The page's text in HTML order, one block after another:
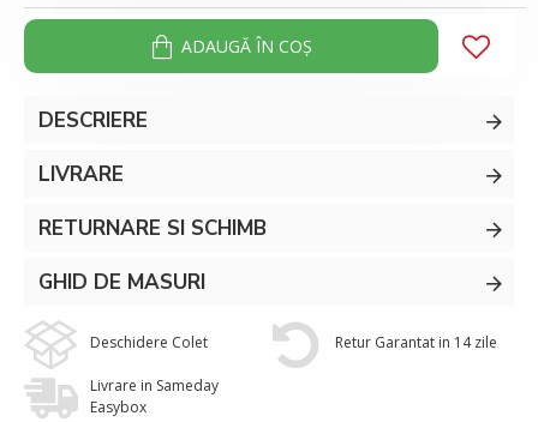
ADAUGĂ ÎN COŞ
DESCRIERE
LIVRARE
RETURNARE SI SCHIMB
GHID DE MASURI
Deschidere Colet Retur Garantat in 14 zile
Livrare in Sameday
Easybox